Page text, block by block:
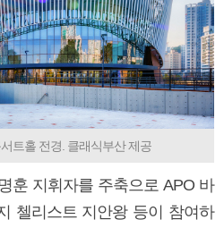
트홀 전경. 클래식부산 제공
훈 지휘자를 주축으로 APO 바
첼리스트 지안왕 등이 참여하